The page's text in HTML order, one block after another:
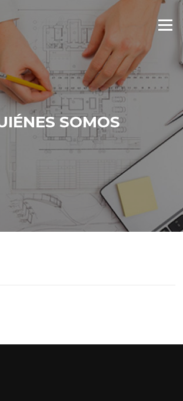
Menú
SOMOS